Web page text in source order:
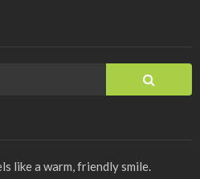
like a warm, friendly smile.